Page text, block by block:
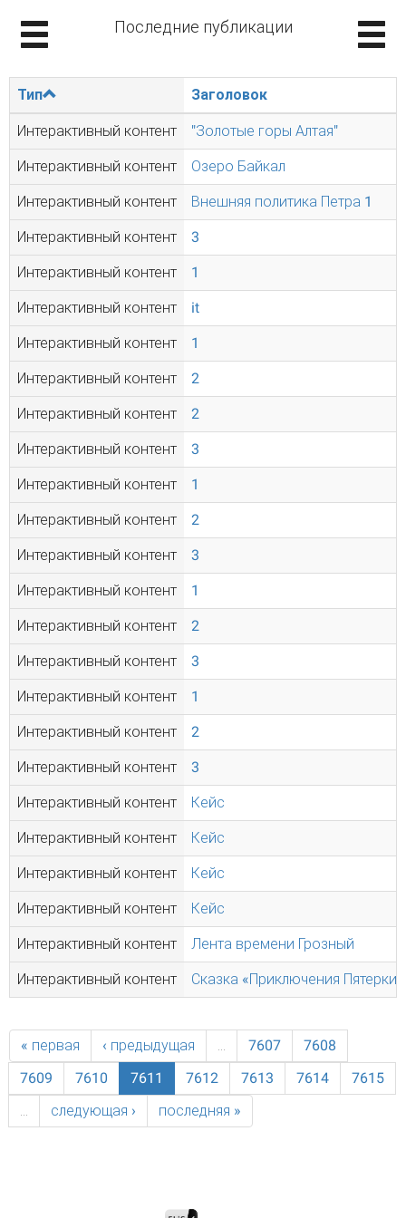
Последние публикации
Тип Заголовок
Интерактивный контент "Золотые горы Алтая"
Интерактивный контент Озеро Байкал
Интерактивный контент Внешняя политика Петра 1
Интерактивный контент 3
Интерактивный контент 1
Интерактивный контент it
Интерактивный контент 1
Интерактивный контент 2
Интерактивный контент 2
Интерактивный контент 3
Интерактивный контент 1
Интерактивный контент 2
Интерактивный контент 3
Интерактивный контент 1
Интерактивный контент 2
Интерактивный контент 3
Интерактивный контент 1
Интерактивный контент 2
Интерактивный контент 3
Интерактивный контент Кейс
Интерактивный контент Кейс
Интерактивный контент Кейс
Интерактивный контент Кейс
Интерактивный контент Лента времени Грозный
Интерактивный контент Сказка «Приключения Пятерки
« первая ‹ предыдущая … 7607
7608
7609
7610 7611 7612 7613 7614
7615
…
следующая › последняя »